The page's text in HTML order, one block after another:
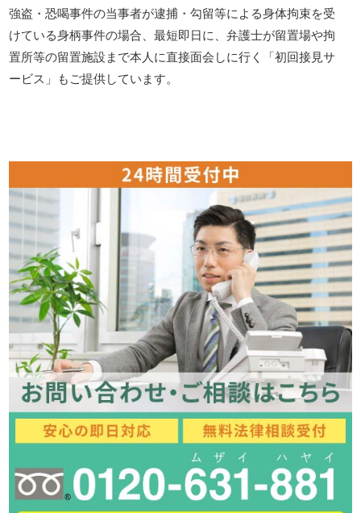
強盗・恐喝事件の当事者が逮捕・勾留等による身体拘束を受
けている身柄事件の場合、最短即日に、弁護士が留置場や拘
置所等の留置施設まで本人に直接面会しに行く「初回接見サ
ービス」もご提供しています。